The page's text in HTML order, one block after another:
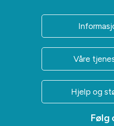
Våre
Hjelp og
Følg